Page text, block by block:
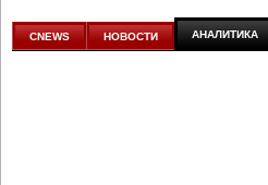
аналитике
CNEWS НОВОСТИ АНАЛИТИКА